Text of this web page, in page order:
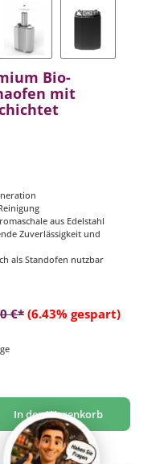
Bio-
mit
aus Edelstahl
Zuverlässigkeit und
als Standofen nutzbar
€*(6.43% gespart)
ein oder benutze die Schaltflächen um
In den Warenkorb